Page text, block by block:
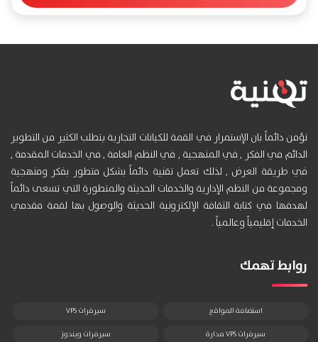
نؤمن دائماً بان الإستمرار في القمة للكيانات التجارية يتطلب الكثير من التطوير
الدائم في الفكر , في المنهجية , في النظم العامة , في الخدمات المقدمة ,
في طريقة العرض , لذلك تعمل تقنية دائماً بشكل متطور بفكر ومنهجية
ومجموعة من النظم الإدارية والخدمات الحديثة والمتطورة التي تسعى دائماً
لهدفها في كتابة الثقافة الإلكترونية الحديثة والوصول بها لقمة مقدمي
الخدمات إقليمياً وعالمياً .
روابط تهمك
استضافة المواقع سيرفرات VPS
سيرفرات VPS مدارة سيرفرات ويندوز